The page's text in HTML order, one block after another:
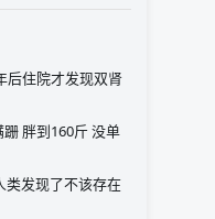
后住院才发现双肾
胖到160斤 没单
类发现了不该存在